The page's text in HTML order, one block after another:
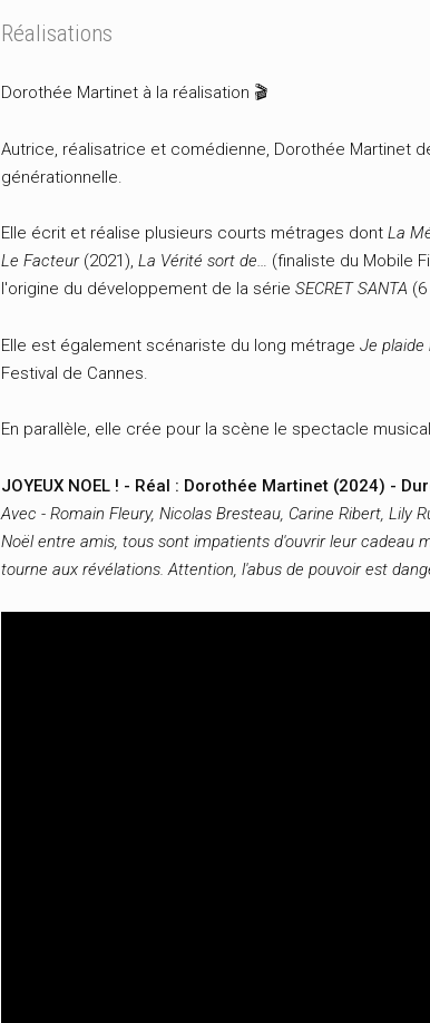
Réalisations
Dorothée Martinet à la réalisation 🎬
Autrice, réalisatrice et comédienne, Dorothée Martinet
générationnelle.
Elle écrit et réalise plusieurs courts métrages dont La
Le Facteur(2021), La Vérité sort de… (finaliste du Mobile
l'origine du développement de la série SECRET SANTA
Elle est également scénariste du long métrage Je plaide
Festival de Cannes.
En parallèle, elle crée pour la scène le spectacle
JOYEUX NOEL ! - Réal : Dorothée Martinet (2024) -
Avec - Romain Fleury, Nicolas Bresteau, Carine Ribert, Lily
Noël entre amis, tous sont impatients d'ouvrir leur cadeau
tourne aux révélations. Attention, l'abus de pouvoir est